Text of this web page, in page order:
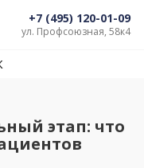
+7 (495) 120-01-09
ул. Профсоюзная, 58к4
этап: что